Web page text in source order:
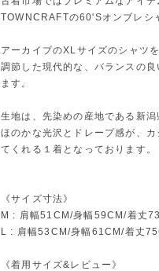
TOWNCRAFTの60'Sオンブレシ
アーカイブのXLサイズのシャツ
調節した現代的な、バランスの
ます。
生地は、先染めの産地である新
ほのかな光沢とドレープ感が、
てくれる１着となっております。
《サイズ寸法》
M : 肩幅51CM/身幅59CM/着丈
L : 肩幅53CM/身幅61CM/着丈
《着用サイズ&レビュー》